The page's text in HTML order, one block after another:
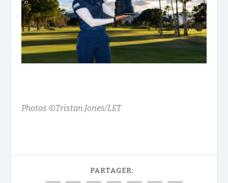
Photos ©Tristan Jones/LET
PARTAGER: